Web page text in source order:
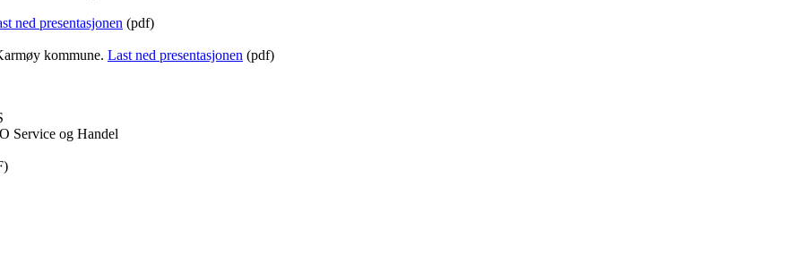
ned presentasjonen (pdf)
kommune. Last ned presentasjonen (pdf)
Service og Handel